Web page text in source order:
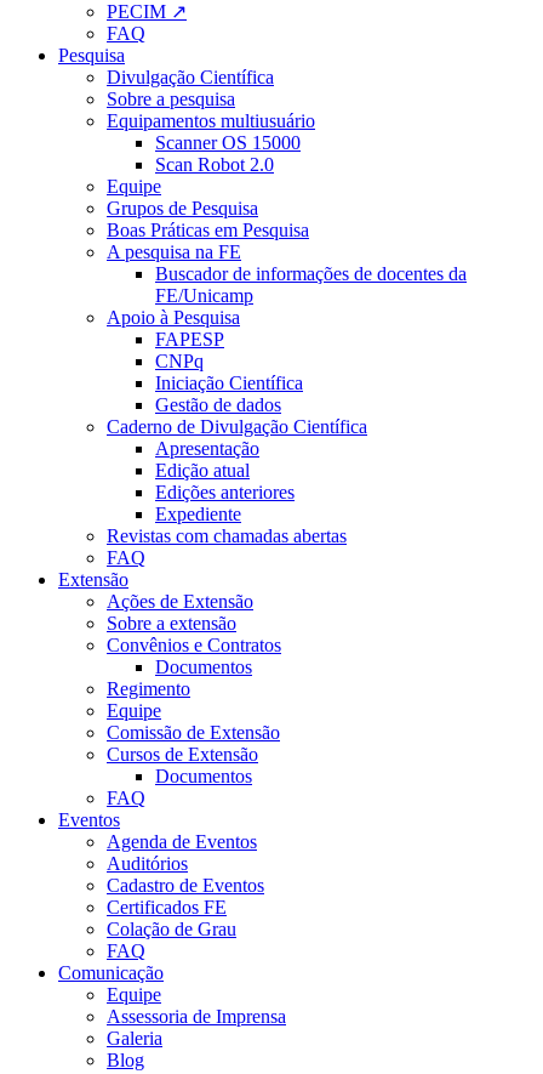
PECIM ↗
FAQ
Pesquisa
Divulgação Científica
Sobre a pesquisa
Equipamentos multiusuário
Scanner OS 15000
Scan Robot 2.0
Equipe
Grupos de Pesquisa
Boas Práticas em Pesquisa
A pesquisa na FE
Buscador de informações de docentes da
FE/Unicamp
Apoio à Pesquisa
FAPESP
CNPq
Iniciação Científica
Gestão de dados
Caderno de Divulgação Científica
Apresentação
Edição atual
Edições anteriores
Expediente
Revistas com chamadas abertas
FAQ
Extensão
Ações de Extensão
Sobre a extensão
Convênios e Contratos
Documentos
Regimento
Equipe
Comissão de Extensão
Cursos de Extensão
Documentos
FAQ
Eventos
Agenda de Eventos
Auditórios
Cadastro de Eventos
Certificados FE
Colação de Grau
FAQ
Comunicação
Equipe
Assessoria de Imprensa
Galeria
Blog